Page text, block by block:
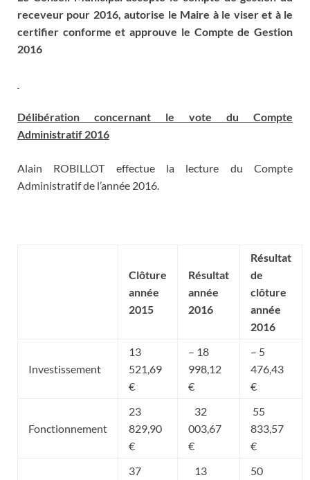
receveur pour 2016, autorise le Maire à le viser et à le
certifier conforme et approuve le Compte de Gestion
2016
Délibération concernant le vote du Compte
Administratif 2016
Alain ROBILLOT effectue la lecture du Compte
Administratif de l’année 2016.
Clôture
année
2015
Résultat
année
2016
Résultat
de
clôture
année
2016
Investissement
13
521,69
€
– 18
998,12
€
– 5
476,43
€
Fonctionnement
23
829,90
€
32
003,67
€
55
833,57
€
37
13
50